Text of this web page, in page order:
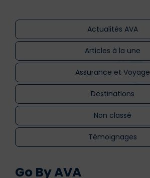
Actualités AVA
Articles à la une
Assurance et Voyage
Destinations
Non classé
Témoignages
Go By AVA